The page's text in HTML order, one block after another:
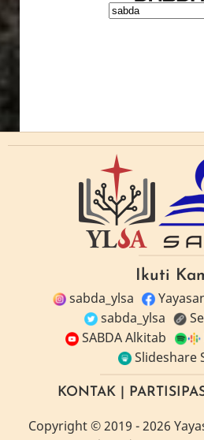
Ikuti
sabda_ylsa
sabda_ylsa
SABDA Alkitab
Slideshare
KONTAK|
Copyright© 2019 -2026